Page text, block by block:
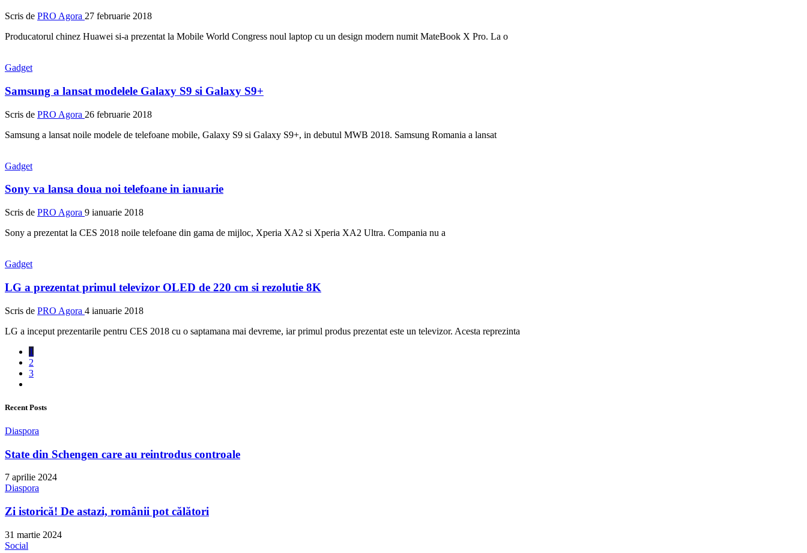
Scris de PRO Agora 27 februarie 2018
Producatorul chinez Huawei si-a prezentat la Mobile World Congress noul laptop cu un design modern numit MateBook X Pro. La o
Gadget
Samsung a lansat modelele Galaxy S9 si Galaxy S9+
Scris de PRO Agora 26 februarie 2018
Samsung a lansat noile modele de telefoane mobile, Galaxy S9 si Galaxy S9+, in debutul MWB 2018. Samsung Romania a lansat
Gadget
Sony va lansa doua noi telefoane in ianuarie
Scris de PRO Agora 9 ianuarie 2018
Sony a prezentat la CES 2018 noile telefoane din gama de mijloc, Xperia XA2 si Xperia XA2 Ultra. Compania nu a
Gadget
LG a prezentat primul televizor OLED de 220 cm si rezolutie 8K
Scris de PRO Agora 4 ianuarie 2018
LG a inceput prezentarile pentru CES 2018 cu o saptamana mai devreme, iar primul produs prezentat este un televizor. Acesta reprezinta
1
2
3
Recent Posts
Diaspora
State din Schengen care au reintrodus controale
7 aprilie 2024
Diaspora
Zi istorică! De astazi, românii pot călători
31 martie 2024
Social